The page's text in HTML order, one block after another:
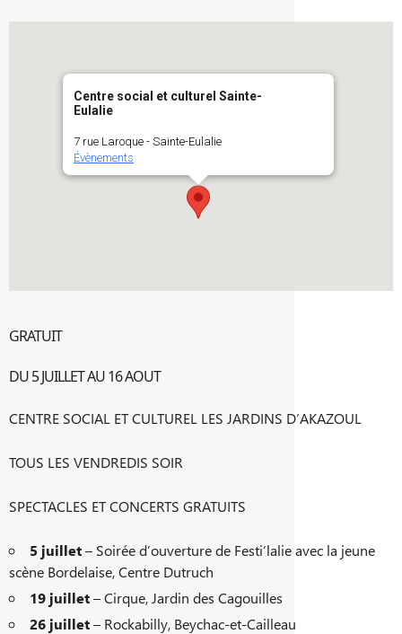
Centre social et culturel Sainte-
Eulalie
7 rue Laroque - Sainte-Eulalie
Évènements
GRATUIT
DU 5 JUILLET AU 16 AOUT
CENTRE SOCIAL ET CULTUREL LES JARDINS D’AKAZOUL
TOUS LES VENDREDIS SOIR
SPECTACLES ET CONCERTS GRATUITS
5 juillet– Soirée d’ouverture de Festi’lalie avec la jeune
scène Bordelaise, Centre Dutruch
19 juillet– Cirque, Jardin des Cagouilles
26 juillet– Rockabilly, Beychac-et-Cailleau